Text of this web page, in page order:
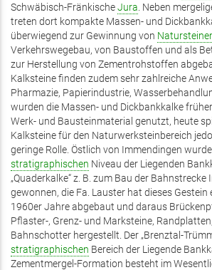
Schwäbisch-FränkischeJura. Neben
treten dort kompakte Massen- und
überwiegend zur Gewinnung von
Verkehrswegebau, von Baustoffen und als
zur Herstellung von Zementrohstoffen
Kalksteine finden zudem sehr zahlreiche
Pharmazie, Papierindustrie,
wurden die Massen- und Dickbankkalke
Werk- und Bausteinmaterial genutzt, heute
Kalksteine für den Naturwerksteinbereich
geringe Rolle. Östlich von Immendingen
stratigraphischen Niveau der Liegenden
„Quaderkalke“ z. B. zum Bau der
gewonnen, die Fa. Lauster hat dieses Gestein
1960er Jahre abgebaut und daraus
Pflaster-, Grenz- und Marksteine,
Bahnschotter hergestellt. Der „Brenztal-
stratigraphischen Bereich der Liegende
Zementmergel-Formation besteht im